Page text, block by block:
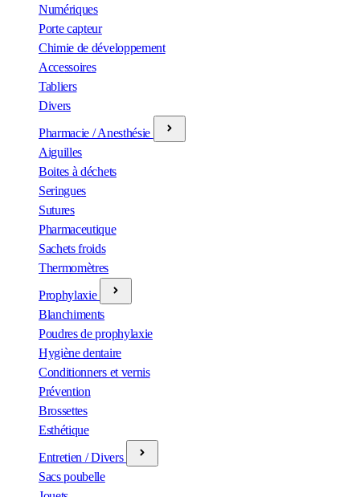
Numériques
Porte capteur
Chimie de développement
Accessoires
Tabliers
Divers
Pharmacie / Anesthésie
Aiguilles
Boites à déchets
Seringues
Sutures
Pharmaceutique
Sachets froids
Thermomètres
Prophylaxie
Blanchiments
Poudres de prophylaxie
Hygiène dentaire
Conditionners et vernis
Prévention
Brossettes
Esthétique
Entretien / Divers
Sacs poubelle